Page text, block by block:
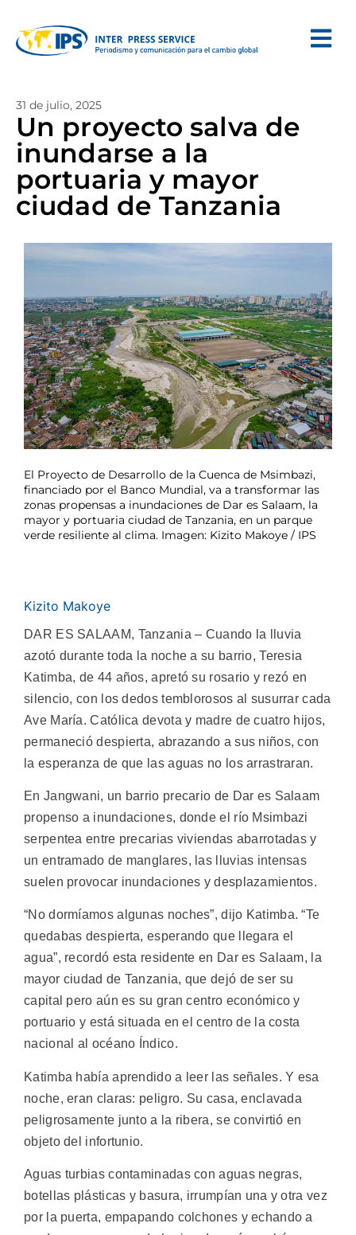
31 de julio, 2025
Un proyecto salva de
inundarse a la
portuaria y mayor
ciudad de Tanzania
El Proyecto de Desarrollo de la Cuenca de Msimbazi,
financiado por el Banco Mundial, va a transformar las
zonas propensas a inundaciones de Dar es Salaam, la
mayor y portuaria ciudad de Tanzania, en un parque
verde resiliente al clima. Imagen: Kizito Makoye / IPS
Kizito Makoye
DAR ES SALAAM, Tanzania – Cuando la lluvia
azotó durante toda la noche a su barrio, Teresia
Katimba, de 44 años, apretó su rosario y rezó en
silencio, con los dedos temblorosos al susurrar cada
Ave María. Católica devota y madre de cuatro hijos,
permaneció despierta, abrazando a sus niños, con
la esperanza de que las aguas no los arrastraran.
En Jangwani, un barrio precario de Dar es Salaam
propenso a inundaciones, donde el río Msimbazi
serpentea entre precarias viviendas abarrotadas y
un entramado de manglares, las lluvias intensas
suelen provocar inundaciones y desplazamientos.
“No dormíamos algunas noches”, dijo Katimba. “Te
quedabas despierta, esperando que llegara el
agua”, recordó esta residente en Dar es Salaam, la
mayor ciudad de Tanzania, que dejó de ser su
capital pero aún es su gran centro económico y
portuario y está situada en el centro de la costa
nacional al océano Índico.
Katimba había aprendido a leer las señales. Y esa
noche, eran claras: peligro. Su casa, enclavada
peligrosamente junto a la ribera, se convirtió en
objeto del infortunio.
Aguas turbias contaminadas con aguas negras,
botellas plásticas y basura, irrumpían una y otra vez
por la puerta, empapando colchones y echando a